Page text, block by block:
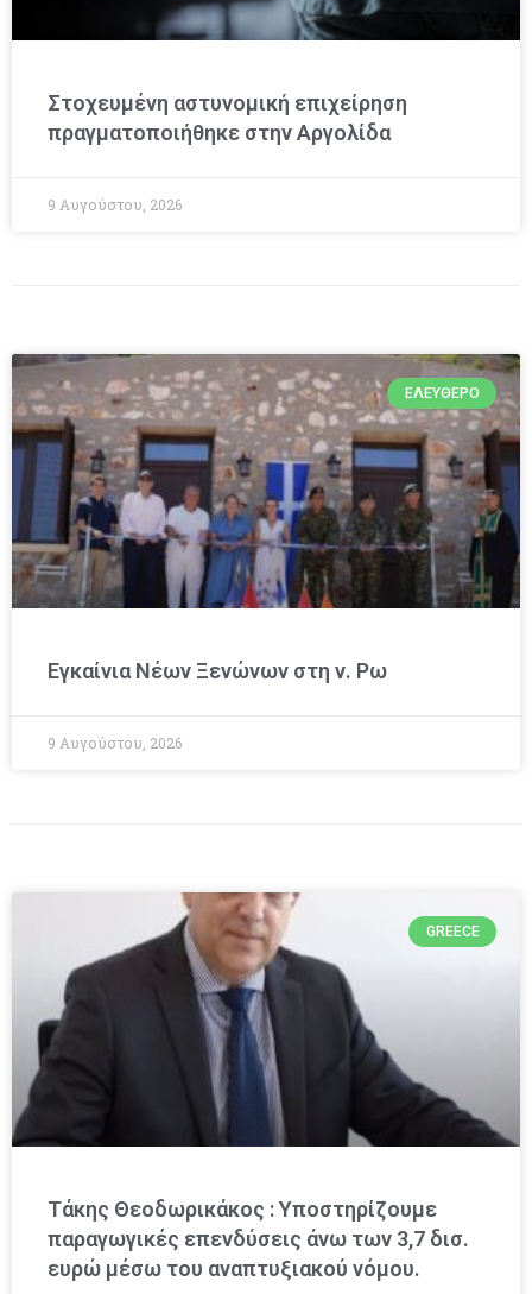
Στοχευμένη αστυνομική επιχείρηση
πραγματοποιήθηκε στην Αργολίδα
9 Αυγούστου, 2026
ΕΛΕΎΘΕΡΟ
Εγκαίνια Νέων Ξενώνων στη ν. Ρω
9 Αυγούστου, 2026
GREECE
Τάκης Θεοδωρικάκος : Υποστηρίζουμε
παραγωγικές επενδύσεις άνω των 3,7 δισ.
ευρώ μέσω του αναπτυξιακού νόμου.